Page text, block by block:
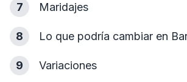
7 Maridajes
8 Lo que podría cambiar en
9 Variaciones